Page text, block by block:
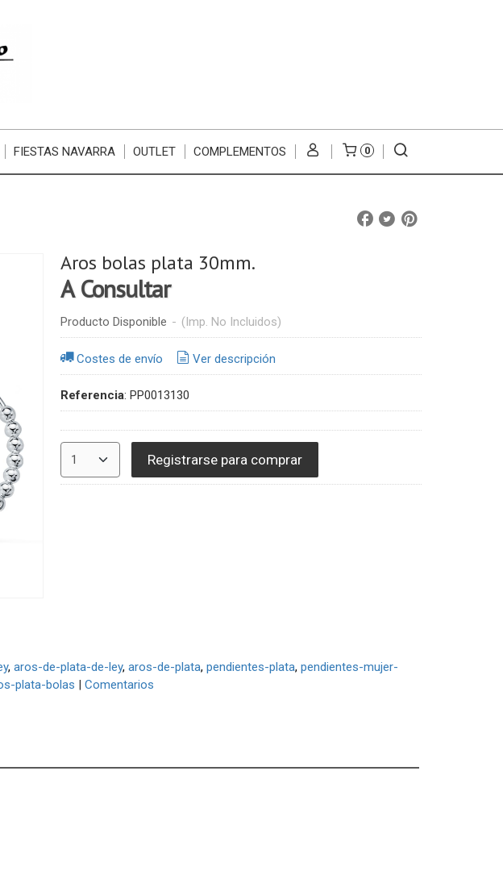
FIESTAS NAVARRA OUTLET COMPLEMENTOS 0
Aros bolas plata 30mm.
A Consultar
Producto Disponible - (Imp. No Incluidos)
Costes de envío Ver descripción
Referencia: PP0013130
Registrarse para comprar
aros-de-plata-de-ley aros-de-plata pendientes-plata pendientes-mujer-
plata-bolas | Comentarios